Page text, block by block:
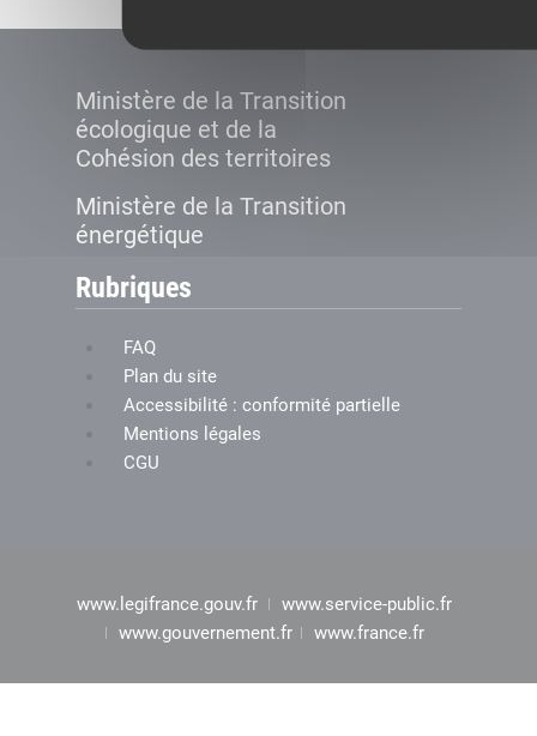
Ministère de la Transition
écologique et de la
Cohésion des territoires
Ministère de la Transition
énergétique
Rubriques
FAQ
Plan du site
Accessibilité : conformité partielle
Mentions légales
CGU
www.legifrance.gouv.fr
www.service-public.fr
www.gouvernement.fr
www.france.fr